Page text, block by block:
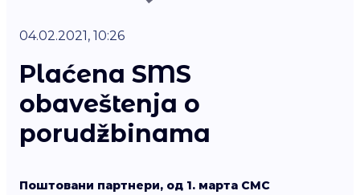
04.02.2021, 10:26
Plaćena SMS
obaveštenja o
porudžbinama
Поштовани партнери, од 1. марта СМС